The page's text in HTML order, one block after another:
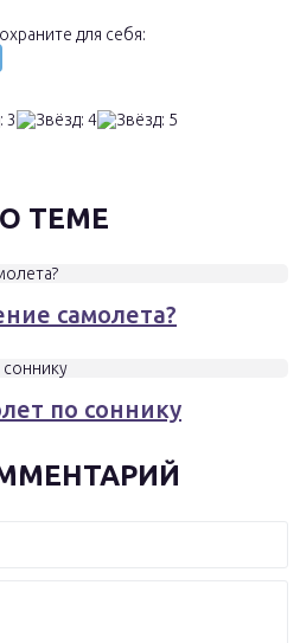
для себя:
ТЕМЕ
самолета?
по соннику